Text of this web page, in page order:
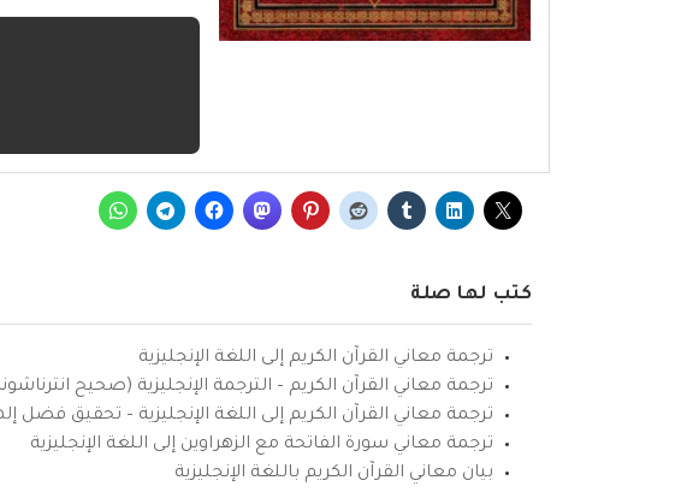
كتب لها صلة
ترجمة معاني القرآن الكريم إلى اللغة الإنجليزية
ترجمة معاني القرآن الكريم – الترجمة الإنجليزية (صحيح
ترجمة معاني القرآن الكريم إلى اللغة الإنجليزية – تحقيق فضل
ترجمة معاني سورة الفاتحة مع الزهراوين إلى اللغة الإنجليزية
بيان معاني القرآن الكريم باللغة الإنجليزية